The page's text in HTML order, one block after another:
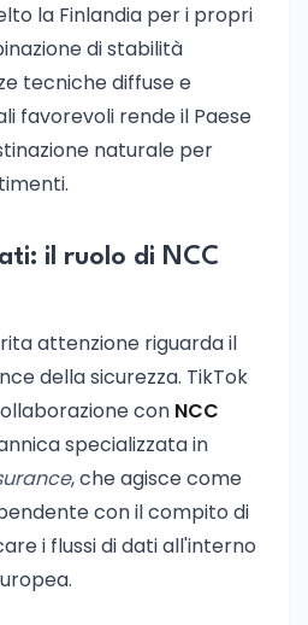
la Finlandia per i propri
di stabilità
tecniche diffuse e
favorevoli rende il Paese
naturale per
il ruolo di NCC
attenzione riguarda il
della sicurezza. TikTok
con NCC
specializzata in
, che agisce come
con il compito di
i flussi di dati all'interno